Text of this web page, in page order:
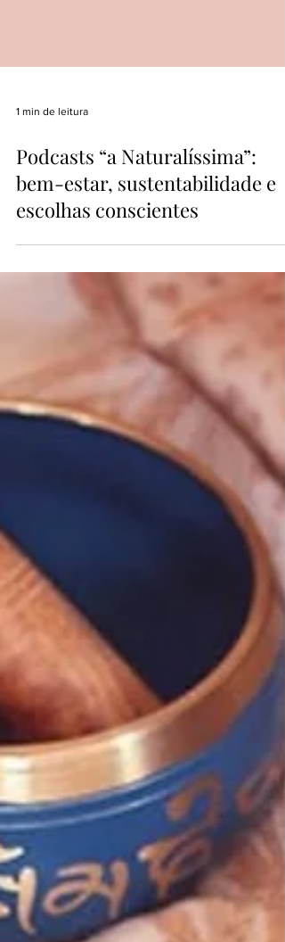
1 min de leitura
bem-estar, sustentabilidade e
escolhas conscientes